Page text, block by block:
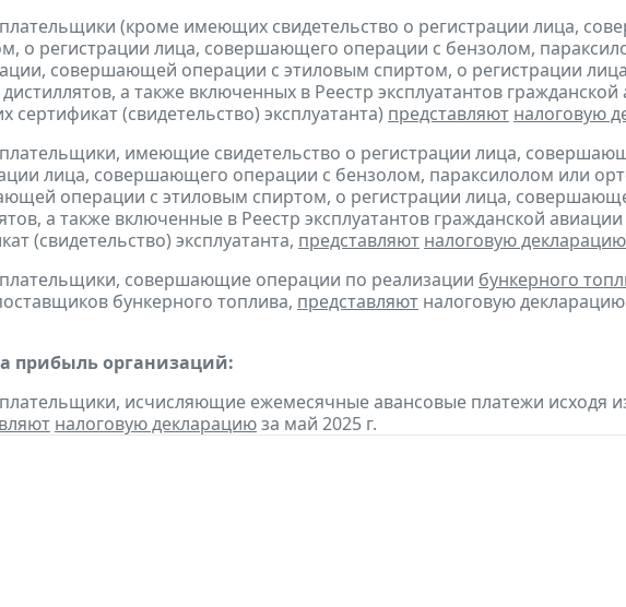
(кроме имеющих свидетельство о регистрации лица,
о регистрации лица, совершающего операции с бензолом,
совершающей операции с этиловым спиртом, о регистрации
а также включенных в Реестр эксплуатантов
(свидетельство) эксплуатанта) представляют налоговую
имеющие свидетельство о регистрации лица,
лица, совершающего операции с бензолом, параксилолом или
операции с этиловым спиртом, о регистрации лица,
а также включенные в Реестр эксплуатантов гражданской
(свидетельство) эксплуатанта, представляют налоговую декларацию
совершающие операции по реализации бункерного
бункерного топлива, представляют налоговую декларацию
прибыль организаций:
исчисляющие ежемесячные авансовые платежи исходя
налоговую декларациюза май 2025 г.